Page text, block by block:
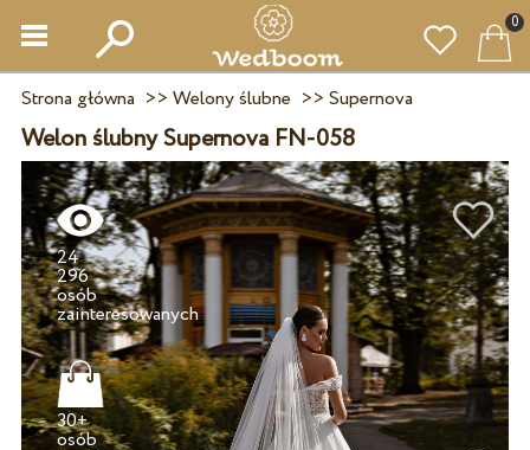
0
Strona główna >> Welony ślubne >> Supernova
Welon ślubny Supernova FN-058
24
296
osób
zainteresowanych
30+
osób